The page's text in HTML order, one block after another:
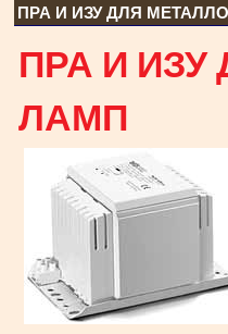
ПРА И ИЗУ ДЛЯ
ПРА И
ЛАМП